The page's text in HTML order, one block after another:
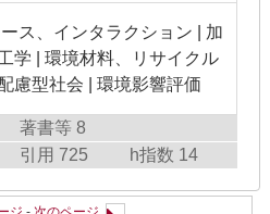
ス、インタラクション | 加
学 | 環境材料、リサイクル
慮型社会 | 環境影響評価
著書等 8
引用 725 h指数 14